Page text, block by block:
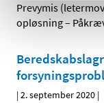
Prevymis
opløsning –
|2. september 2020 |